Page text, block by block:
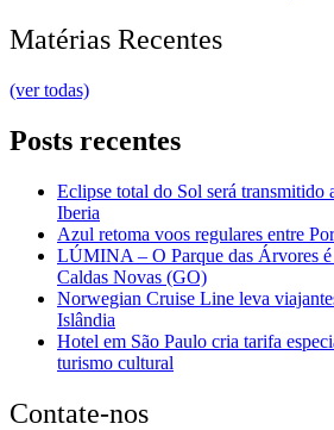
Matérias Recentes
(ver todas)
Posts recentes
Eclipse total do Sol será transmitido
Iberia
Azul retoma voos regulares entre
LÚMINA – O Parque das Árvores é
Caldas Novas (GO)
Norwegian Cruise Line leva
Islândia
Hotel em São Paulo cria tarifa
turismo cultural
Contate-nos